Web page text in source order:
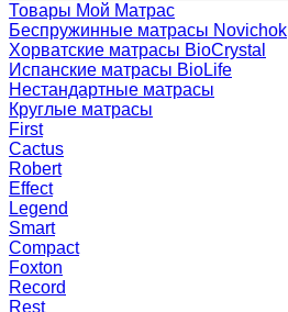
Товары Мой Матрас
Беспружинные матрасы Novichok
Хорватские матрасы BioCrystal
Испанские матрасы BioLife
Нестандартные матрасы
Круглые матрасы
First
Cactus
Robert
Effect
Legend
Smart
Compact
Foxton
Record
Rest